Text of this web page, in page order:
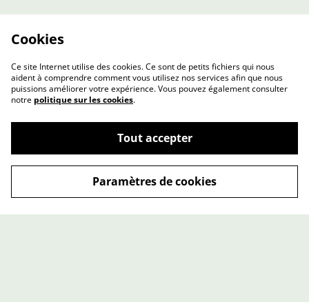
Politique de
confidentialité
Politique de cookies
Cookies
Ce site Internet utilise des cookies. Ce sont de petits fichiers qui nous
aident à comprendre comment vous utilisez nos services afin que nous
puissions améliorer votre expérience. Vous pouvez également consulter
notre politique sur les cookies.
Tout accepter
Paramètres de cookies